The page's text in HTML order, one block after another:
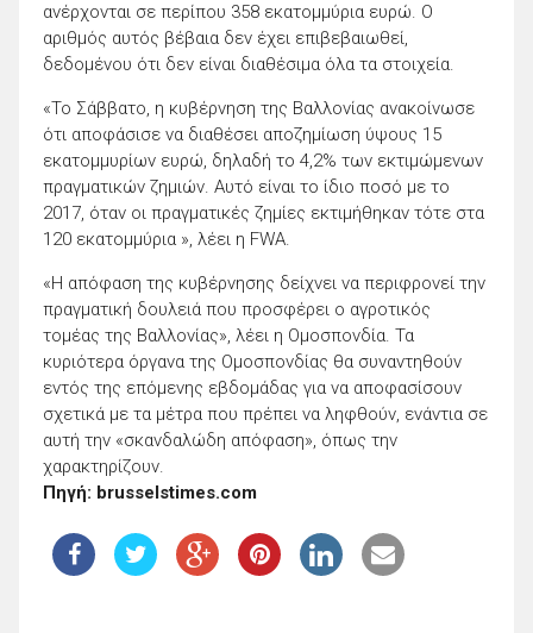
ανέρχονται σε περίπου 358 εκατομμύρια ευρώ. Ο
αριθμός αυτός βέβαια δεν έχει επιβεβαιωθεί,
δεδομένου ότι δεν είναι διαθέσιμα όλα τα στοιχεία.
«Το Σάββατο, η κυβέρνηση της Βαλλονίας ανακοίνωσε
ότι αποφάσισε να διαθέσει αποζημίωση ύψους 15
εκατομμυρίων ευρώ, δηλαδή το 4,2% των εκτιμώμενων
πραγματικών ζημιών. Αυτό είναι το ίδιο ποσό με το
2017, όταν οι πραγματικές ζημίες εκτιμήθηκαν τότε στα
120 εκατομμύρια », λέει η FWA.
«Η απόφαση της κυβέρνησης δείχνει να περιφρονεί την
πραγματική δουλειά που προσφέρει ο αγροτικός
τομέας της Βαλλονίας», λέει η Ομοσπονδία. Τα
κυριότερα όργανα της Ομοσπονδίας θα συναντηθούν
εντός της επόμενης εβδομάδας για να αποφασίσουν
σχετικά με τα μέτρα που πρέπει να ληφθούν, ενάντια σε
αυτή την «σκανδαλώδη απόφαση», όπως την
χαρακτηρίζουν.
Πηγή: brusselstimes.com